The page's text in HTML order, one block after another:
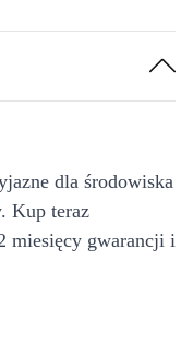
dla środowiska
Kup teraz
miesięcy gwarancji i